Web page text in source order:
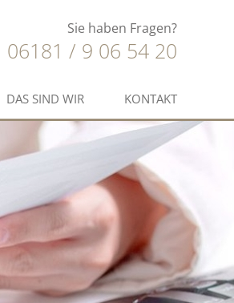
Sie haben Fragen?
06181 / 9 06 54 20
DAS SIND WIR KONTAKT